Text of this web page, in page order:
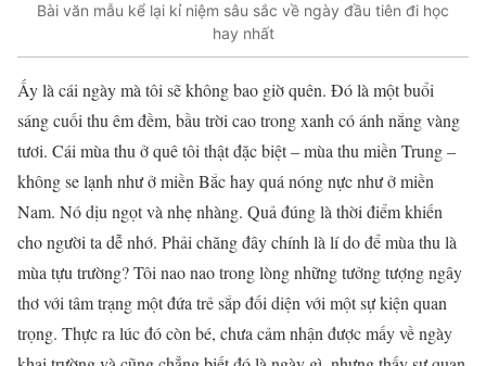
Bài văn mẫu kể lại kỉ niệm sâu sắc về ngày đầu tiên đi học
hay nhất
Ấy là cái ngày mà tôi sẽ không bao giờ quên. Đó là một buổi
sáng cuối thu êm đềm, bầu trời cao trong xanh có ánh nắng vàng
tươi. Cái mùa thu ở quê tôi thật đặc biệt – mùa thu miền Trung –
không se lạnh như ở miền Bắc hay quá nóng nực như ở miền
Nam. Nó dịu ngọt và nhẹ nhàng. Quả đúng là thời điểm khiến
cho người ta dễ nhớ. Phải chăng đây chính là lí do để mùa thu là
mùa tựu trường? Tôi nao nao trong lòng những tưởng tượng ngây
thơ với tâm trạng một đứa trẻ sắp đối diện với một sự kiện quan
trọng. Thực ra lúc đó còn bé, chưa cảm nhận được mấy về ngày